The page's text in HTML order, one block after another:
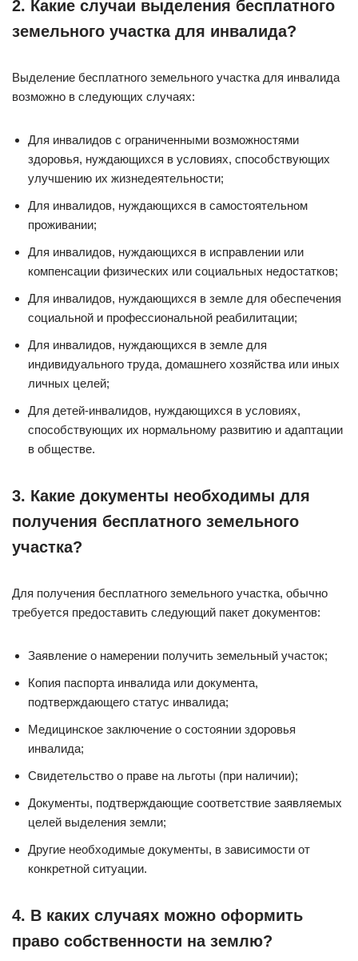
2. Какие случаи выделения бесплатного
земельного участка для инвалида?
Выделение бесплатного земельного участка для инвалида
возможно в следующих случаях:
Для инвалидов с ограниченными возможностями
здоровья, нуждающихся в условиях, способствующих
улучшению их жизнедеятельности;
Для инвалидов, нуждающихся в самостоятельном
проживании;
Для инвалидов, нуждающихся в исправлении или
компенсации физических или социальных недостатков;
Для инвалидов, нуждающихся в земле для обеспечения
социальной и профессиональной реабилитации;
Для инвалидов, нуждающихся в земле для
индивидуального труда, домашнего хозяйства или иных
личных целей;
Для детей-инвалидов, нуждающихся в условиях,
способствующих их нормальному развитию и адаптации
в обществе.
3. Какие документы необходимы для
получения бесплатного земельного
участка?
Для получения бесплатного земельного участка, обычно
требуется предоставить следующий пакет документов:
Заявление о намерении получить земельный участок;
Копия паспорта инвалида или документа,
подтверждающего статус инвалида;
Медицинское заключение о состоянии здоровья
инвалида;
Свидетельство о праве на льготы (при наличии);
Документы, подтверждающие соответствие заявляемых
целей выделения земли;
Другие необходимые документы, в зависимости от
конкретной ситуации.
4. В каких случаях можно оформить
право собственности на землю?